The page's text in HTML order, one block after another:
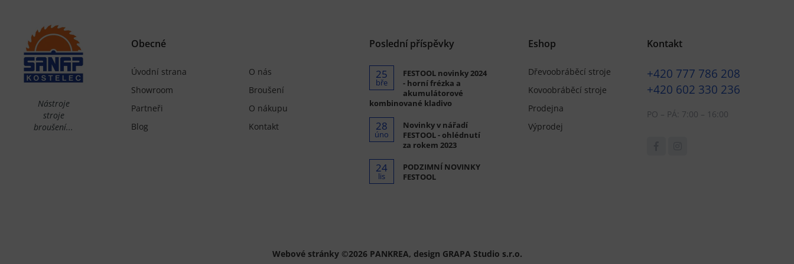
Nástroje
stroje
broušení...
Obecné
Úvodní strana
O nás
Showroom
Broušení
Partneři
O nákupu
Blog
Kontakt
Poslední příspěvky
25
bře
FESTOOL novinky 2024
- horní frézka a
akumulátorové
kombinované kladivo
28
úno
Novinky v nářadí
FESTOOL - ohlédnutí
za rokem 2023
24
lis
PODZIMNÍ NOVINKY
FESTOOL
Eshop
Dřevoobráběcí stroje
Kovoobráběcí stroje
Prodejna
Výprodej
Kontakt
+420 777 786 208
+420 602 330 236
PO – PÁ: 7:00 – 16:00
Webové stránky ©2026 PANKREA, design GRAPA Studio s.r.o.